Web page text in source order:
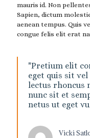
mauris id. Non
Sapien, dictum
aenean tempus. Quis
congue felis elit erat
"Pretium elit
eget quis sit vel
lectus rhoncus
nunc sit et
netus ut eget
Vicki